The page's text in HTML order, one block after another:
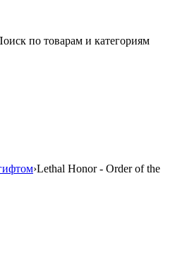
по товарам и категориям
›Lethal Honor - Order of the